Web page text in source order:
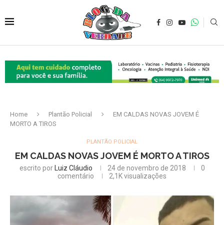
Home Plantão Policial
EM CALDAS NOVAS JOVEM É
MORTO A TIROS
PLANTÃO POLICIAL
EM CALDAS NOVAS JOVEM É MORTO A TIROS
escrito por Luiz Cláudio 24 de novembro de 2018
0
comentário
2,1Kvisualizações